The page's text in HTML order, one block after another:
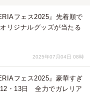
フェス2025』先着順で
リジナルグッズが当たる
2025年07月04日 08時
フェス2025』豪華すぎ
・13日 全力でガレリア